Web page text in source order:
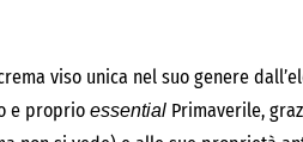
viso unica nel suo genere
e proprio essential Primaverile,